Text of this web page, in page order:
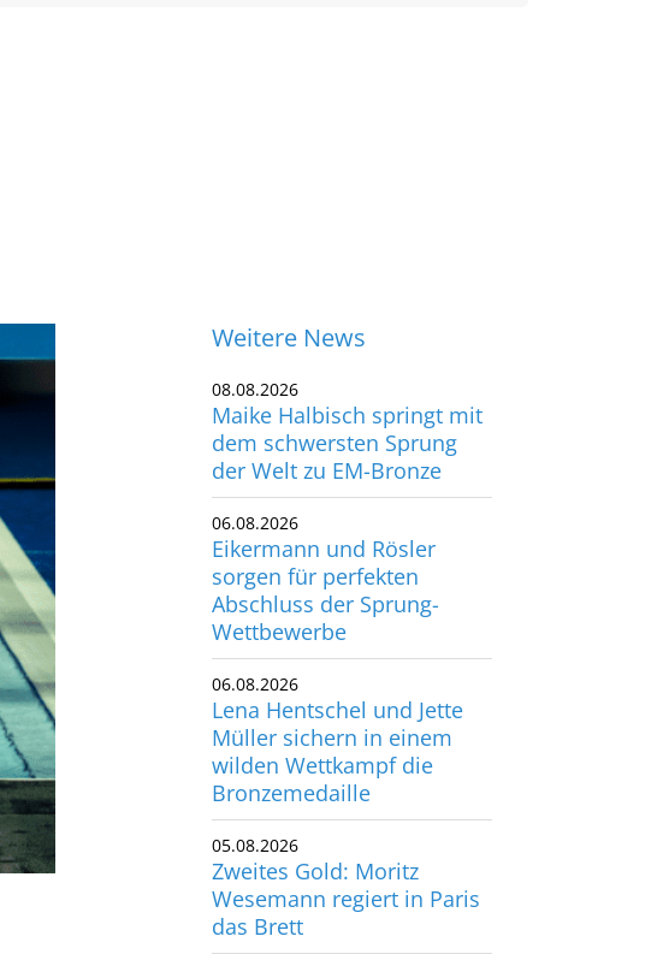
Maike Halbisch springt mit
dem schwersten Sprung
der Welt zu EM-Bronze
Eikermann und Rösler
sorgen für perfekten
Abschluss der Sprung-
Wettbewerbe
Lena Hentschel und Jette
Müller sichern in einem
wilden Wettkampf die
Bronzemedaille
Zweites Gold: Moritz
Wesemann regiert in Paris
das Brett
Deutscher Schwimm-Verband e.V.
Korbacher Straße 93
D-34132 Kassel
Fax: +49 561 94083-15
info@dsv.de